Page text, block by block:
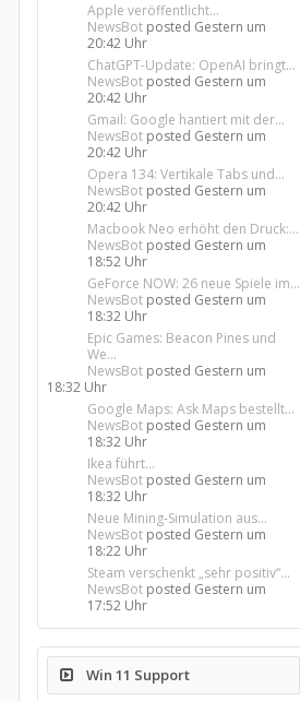
Apple veröffentlicht...
NewsBot posted Gestern um
20:42 Uhr
ChatGPT-Update: OpenAI bringt...
NewsBot posted Gestern um
20:42 Uhr
Gmail: Google hantiert mit der...
NewsBot posted Gestern um
20:42 Uhr
Opera 134: Vertikale Tabs und...
NewsBot posted Gestern um
20:42 Uhr
Macbook Neo erhöht den Druck:...
NewsBot posted Gestern um
18:52 Uhr
GeForce NOW: 26 neue Spiele im...
NewsBot posted Gestern um
18:32 Uhr
Epic Games: Beacon Pines und
We...
NewsBot posted Gestern um
18:32 Uhr
Google Maps: Ask Maps bestellt...
NewsBot posted Gestern um
18:32 Uhr
Ikea führt...
NewsBot posted Gestern um
18:32 Uhr
Neue Mining-Simulation aus...
NewsBot posted Gestern um
18:22 Uhr
Steam verschenkt „sehr positiv“...
NewsBot posted Gestern um
17:52 Uhr
Win 11 Support